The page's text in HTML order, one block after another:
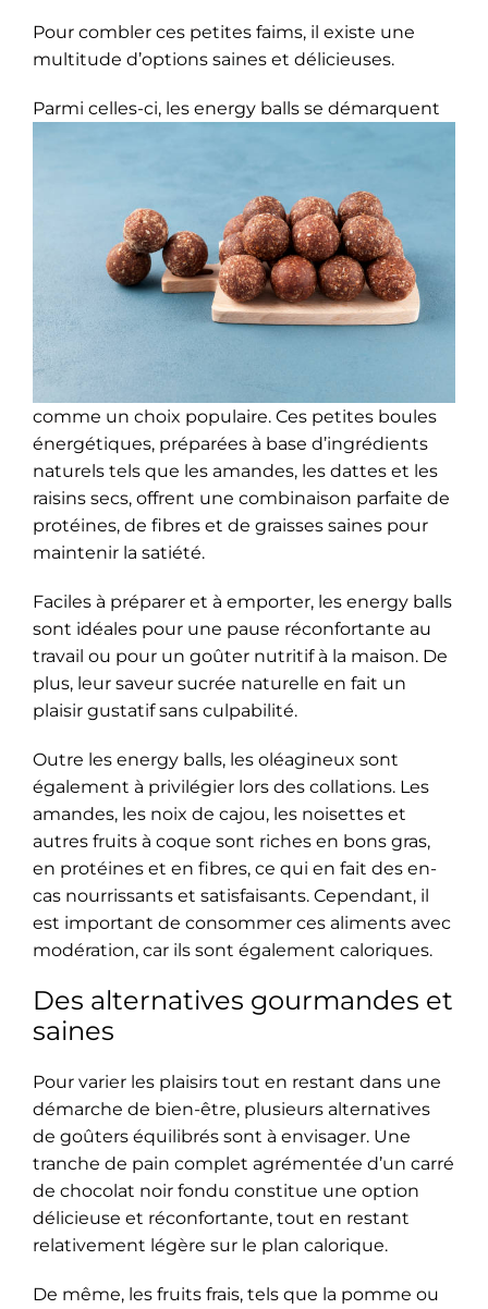
Pour combler ces petites faims, il existe une
multitude d’options saines et délicieuses.
Parmi celles-ci, les energy balls se démarquent
comme un choix populaire. Ces petites boules
énergétiques, préparées à base d’ingrédients
naturels tels que les amandes, les dattes et les
raisins secs, offrent une combinaison parfaite de
protéines, de fibres et de graisses saines pour
maintenir la satiété.
Faciles à préparer et à emporter, les energy balls
sont idéales pour une pause réconfortante au
travail ou pour un goûter nutritif à la maison. De
plus, leur saveur sucrée naturelle en fait un
plaisir gustatif sans culpabilité.
Outre les energy balls, les oléagineux sont
également à privilégier lors des collations. Les
amandes, les noix de cajou, les noisettes et
autres fruits à coque sont riches en bons gras,
en protéines et en fibres, ce qui en fait des en-
cas nourrissants et satisfaisants. Cependant, il
est important de consommer ces aliments avec
modération, car ils sont également caloriques.
Des alternatives gourmandes et
saines
Pour varier les plaisirs tout en restant dans une
démarche de bien-être, plusieurs alternatives
de goûters équilibrés sont à envisager. Une
tranche de pain complet agrémentée d’un carré
de chocolat noir fondu constitue une option
délicieuse et réconfortante, tout en restant
relativement légère sur le plan calorique.
De même, les fruits frais, tels que la pomme ou